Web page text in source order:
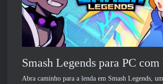
Smash Legends para PC
Abra caminho para a lenda em Smash Legends,